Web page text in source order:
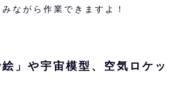
ながら作業できますよ！
絵」や宇宙模型、空気ロケッ